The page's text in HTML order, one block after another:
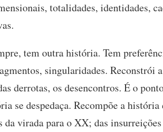
totalidades, identidades,
tem outra história. Tem
singularidades. Reconstrói
derrotas, os desencontros. É o
se despedaça. Recompõe a história
virada para o XX; das